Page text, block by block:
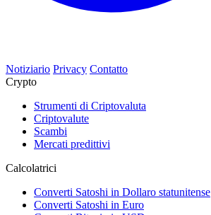
Notiziario Privacy Contatto
Crypto
Strumenti di Criptovaluta
Criptovalute
Scambi
Mercati predittivi
Calcolatrici
Converti Satoshi in Dollaro statunitense
Converti Satoshi in Euro